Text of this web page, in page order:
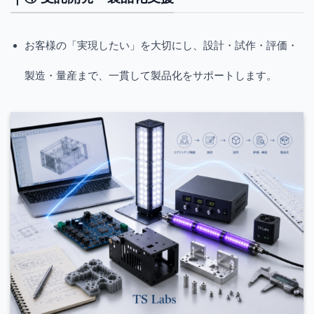
お客様の「実現したい」を大切にし、設計・試作・評価・
製造・量産まで、一貫して製品化をサポートします。